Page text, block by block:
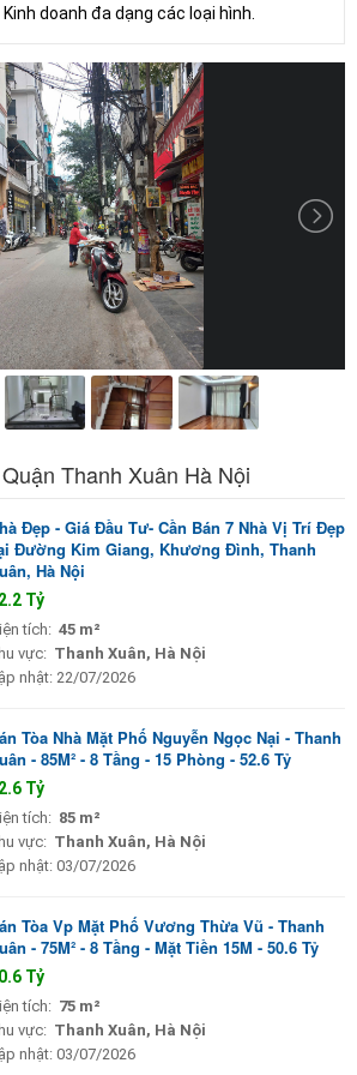
doanh đa dạng các loại hình.
Thanh Xuân Hà Nội
Đẹp - Giá Đầu Tư- Cần Bán 7 Nhà Vị Trí Đẹp
Đường Kim Giang, Khương Đình, Thanh
Hà Nội
Tỷ
tích: 45 m²
vực: Thanh Xuân, Hà Nội
nhật: 22/07/2026
Tòa Nhà Mặt Phố Nguyễn Ngọc Nại - Thanh
- 85M² - 8 Tầng - 15 Phòng - 52.6 Tỷ
Tỷ
tích: 85 m²
vực: Thanh Xuân, Hà Nội
nhật: 03/07/2026
Tòa Vp Mặt Phố Vương Thừa Vũ - Thanh
- 75M² - 8 Tầng - Mặt Tiền 15M - 50.6 Tỷ
Tỷ
tích: 75 m²
vực: Thanh Xuân, Hà Nội
nhật: 03/07/2026